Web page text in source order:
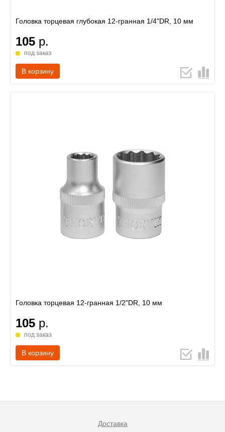
Головка торцевая глубокая 12-гранная 1/4"DR, 10 мм
105 р.
под заказ
В корзину
Головка торцевая 12-гранная 1/2"DR, 10 мм
105 р.
под заказ
В корзину
Доставка